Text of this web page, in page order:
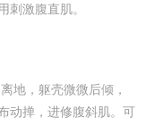
刺激腹直肌。
地，躯壳微微后倾，
动掸，进修腹斜肌。可